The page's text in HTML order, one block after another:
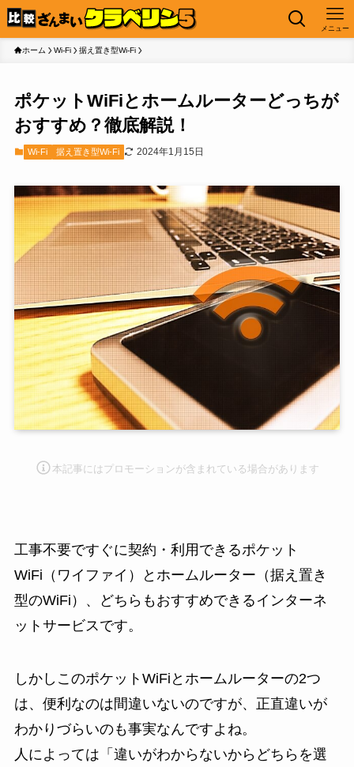
メニュー
ホーム Wi-Fi 据え置き型Wi-Fi
ポケットWiFiとホームルーターどっちが
おすすめ？徹底解説！
Wi-Fi 据え置き型Wi-Fi 2024年1月15日
本記事にはプロモーションが含まれている場合があります
工事不要ですぐに契約・利用できるポケット
WiFi（ワイファイ）とホームルーター（据え置き
型のWiFi）、どちらもおすすめできるインターネ
ットサービスです。
しかしこのポケットWiFiとホームルーターの2つ
は、便利なのは間違いないのですが、正直違いが
わかりづらいのも事実なんですよね。
人によっては「違いがわからないからどちらを選